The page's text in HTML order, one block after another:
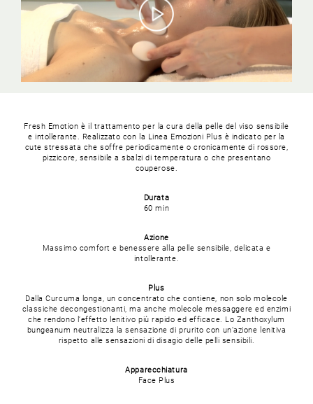
Fresh Emotion è il trattamento per la cura della pelle del viso sensibile
e intollerante. Realizzato con la Linea Emozioni Plus è indicato per la
cute stressata che soffre periodicamente o cronicamente di rossore,
pizzicore, sensibile a sbalzi di temperatura o che presentano
couperose.
Durata
60 min
Azione
Massimo comfort e benessere alla pelle sensibile, delicata e
intollerante.
Plus
Dalla Curcuma longa, un concentrato che contiene, non solo molecole
classiche decongestionanti, ma anche molecole messaggere ed enzimi
che rendono l’effetto lenitivo più rapido ed efficace. Lo Zanthoxylum
bungeanum neutralizza la sensazione di prurito con un’azione lenitiva
rispetto alle sensazioni di disagio delle pelli sensibili.
Apparecchiatura
Face Plus